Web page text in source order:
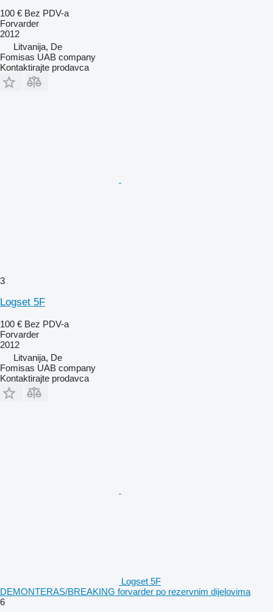
100 € Bez PDV-a
Forvarder
2012
Litvanija, De
Fomisas UAB company
Kontaktirajte prodavca
3
Logset 5F
100 € Bez PDV-a
Forvarder
2012
Litvanija, De
Fomisas UAB company
Kontaktirajte prodavca
Logset 5F
DEMONTERAS/BREAKING forvarder po rezervnim dijelovima
6